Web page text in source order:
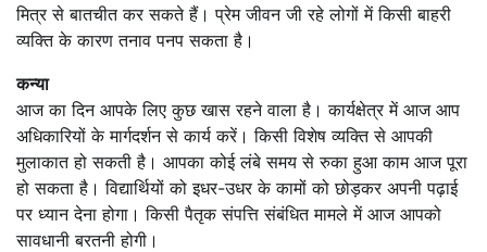
मित्र से बातचीत कर सकते हैं। प्रेम जीवन जी रहे लोगों में किसी बाहरी
व्यक्ति के कारण तनाव पनप सकता है।
कन्या
आज का दिन आपके लिए कुछ खास रहने वाला है। कार्यक्षेत्र में आज आप
अधिकारियों के मार्गदर्शन से कार्य करें। किसी विशेष व्यक्ति से आपकी
मुलाकात हो सकती है। आपका कोई लंबे समय से रुका हुआ काम आज पूरा
हो सकता है। विद्यार्थियों को इधर-उधर के कामों को छोड़कर अपनी पढ़ाई
पर ध्यान देना होगा। किसी पैतृक संपत्ति संबंधित मामले में आज आपको
सावधानी बरतनी होगी।